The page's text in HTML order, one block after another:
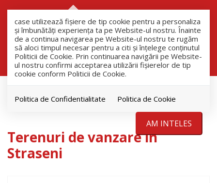
case utilizează fişiere de tip cookie pentru a personaliza
și îmbunătăți experiența ta pe Website-ul nostru. Înainte
de a continua navigarea pe Website-ul nostru te rugăm
să aloci timpul necesar pentru a citi și înțelege conținutul
Politicii de Cookie. Prin continuarea navigării pe Website-
ul nostru confirmi acceptarea utilizării fişierelor de tip
cookie conform Politicii de Cookie.
Politica de Confidentialitate Politica de Cookie
AM INTELES
Filtreaza
Terenuri
Terenuri de vanzare in
Straseni